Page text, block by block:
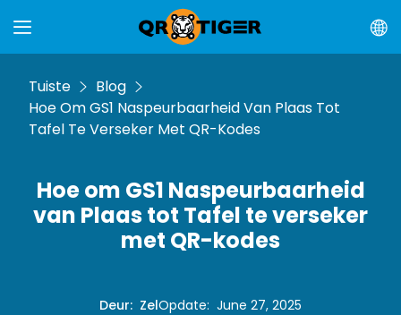
Tuiste
Blog
Hoe Om GS1 Naspeurbaarheid Van Plaas Tot
Tafel Te Verseker Met QR-Kodes
Hoe om GS1 Naspeurbaarheid
van Plaas tot Tafel te verseker
met QR-kodes
Deur: ZelOpdate: June 27, 2025